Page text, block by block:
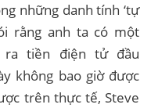
những danh tính ‘tự
rằng anh ta có một
ra tiền điện tử đầu
không bao giờ được
trên thực tế, Steve